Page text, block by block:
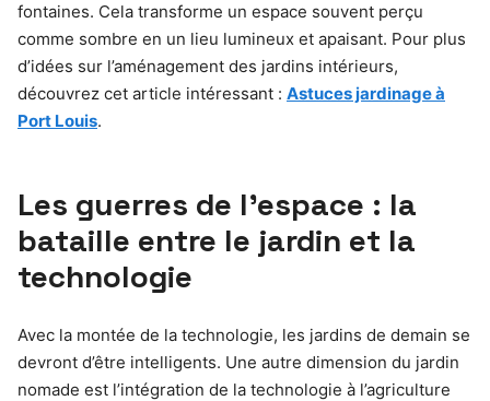
fontaines. Cela transforme un espace souvent perçu
comme sombre en un lieu lumineux et apaisant. Pour plus
d’idées sur l’aménagement des jardins intérieurs,
découvrez cet article intéressant : Astuces jardinage à
Port Louis.
Les guerres de l’espace : la
bataille entre le jardin et la
technologie
Avec la montée de la technologie, les jardins de demain se
devront d’être intelligents. Une autre dimension du jardin
nomade est l’intégration de la technologie à l’agriculture